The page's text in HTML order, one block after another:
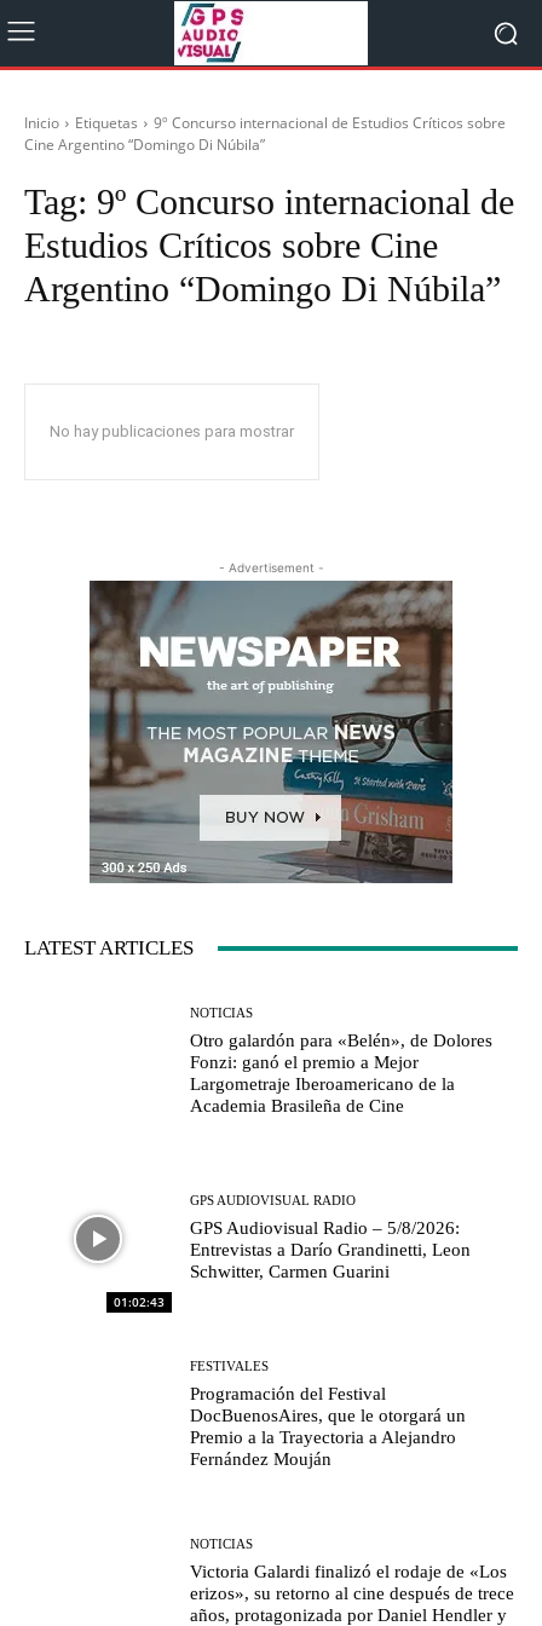
Inicio Etiquetas
9º Concurso internacional de Estudios Críticos sobre
Cine Argentino “Domingo Di Núbila”
Tag: 9º Concurso internacional de
Estudios Críticos sobre Cine
Argentino “Domingo Di Núbila”
No hay publicaciones para mostrar
- Advertisement -
LATEST ARTICLES
NOTICIAS
Otro galardón para «Belén», de Dolores
Fonzi: ganó el premio a Mejor
Largometraje Iberoamericano de la
Academia Brasileña de Cine
01:02:43
GPS AUDIOVISUAL RADIO
GPS Audiovisual Radio – 5/8/2026:
Entrevistas a Darío Grandinetti, Leon
Schwitter, Carmen Guarini
FESTIVALES
Programación del Festival
DocBuenosAires, que le otorgará un
Premio a la Trayectoria a Alejandro
Fernández Mouján
NOTICIAS
Victoria Galardi finalizó el rodaje de «Los
erizos», su retorno al cine después de trece
años, protagonizada por Daniel Hendler y